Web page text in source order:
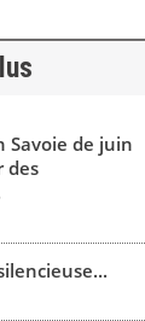
Savoie de juin
des